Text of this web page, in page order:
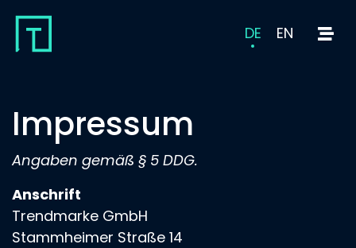
DE EN
Impressum
Angaben gemäß § 5 DDG.
Anschrift
Trendmarke GmbH
Stammheimer Straße 14